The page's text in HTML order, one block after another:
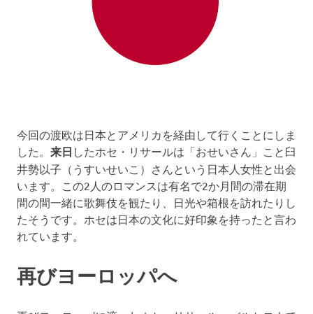
今回の渡欧は日本とアメリカを経由して行くことにしま
した。 来日 したホセ・リサールは「おせいさん」こと臼
井勢以子（うすいせいこ）さんという日本人女性と出会
います。この2人のロマンスは有名で2か月間の滞在期
間の間一緒に歌舞伎を観たり、日光や箱根を訪れたりし
たそうです。ホセは日本の文化に好印象を持ったと言わ
れています。
再びヨーロッパへ